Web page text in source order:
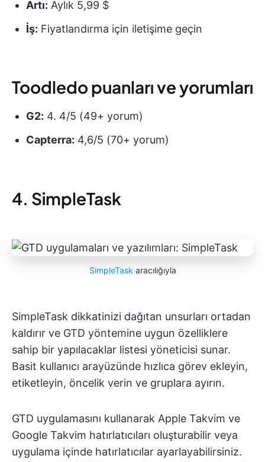
Artı: Aylık 5,99 $
İş: Fiyatlandırma için iletişime geçin
Toodledo puanları ve yorumları
G2: 4. 4/5 (49+ yorum)
Capterra: 4,6/5 (70+ yorum)
4. SimpleTask
SimpleTask aracılığıyla
SimpleTask dikkatinizi dağıtan unsurları ortadan
kaldırır ve GTD yöntemine uygun özelliklere
sahip bir yapılacaklar listesi yöneticisi sunar.
Basit kullanıcı arayüzünde hızlıca görev ekleyin,
etiketleyin, öncelik verin ve gruplara ayırın.
GTD uygulamasını kullanarak Apple Takvim ve
Google Takvim hatırlatıcıları oluşturabilir veya
uygulama içinde hatırlatıcılar ayarlayabilirsiniz.